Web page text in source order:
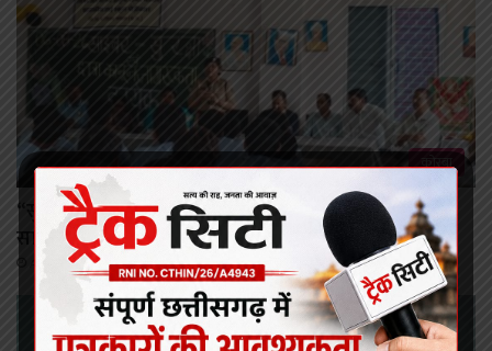
कोरबा
“सुरक्षित डिजिटल भारत” का संदेश: पोड़ी बहार विद्यालय में
साइबर सुरक्षा व कानून जागरूकता कार्यक्रम
August 7, 2026